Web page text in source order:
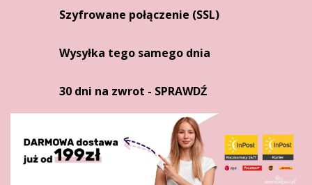
Szyfrowane połączenie (SSL)
Wysyłka tego samego dnia
30 dni na zwrot - SPRAWDŹ